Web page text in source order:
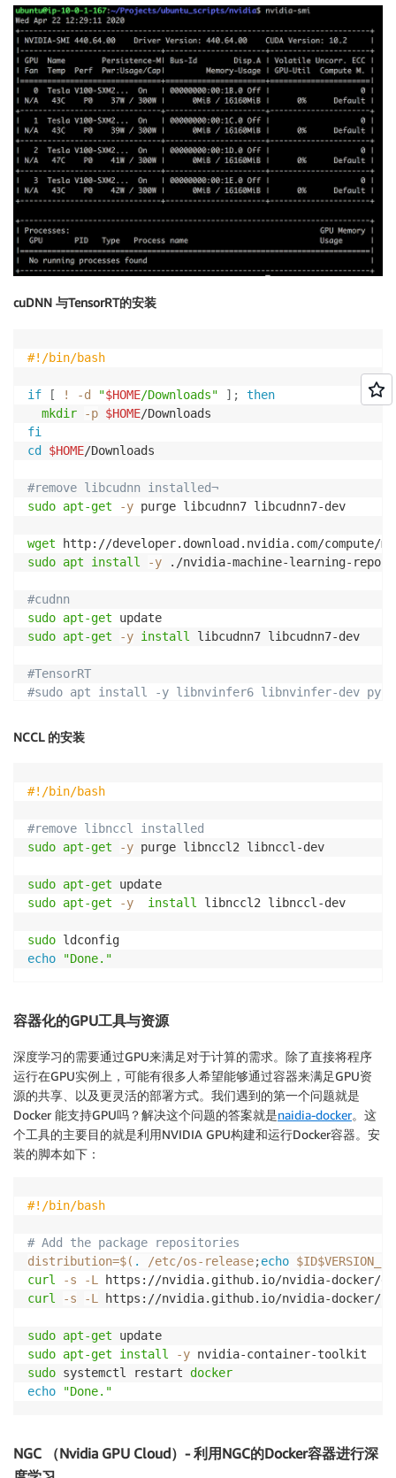
sudo ldconfig
echo "Reboot required."
echo "Done."
cuDNN 与TensorRT的安装
#!/bin/bash
if [ ! -d "$HOME/Downloads" ] ;
then
mkdir
-p $HOME
fi
cd $HOME/Downloads
#remove libcudnn installed¬
sudo apt-get -y purge libcudnn7 libcudnn7-dev
wget http://developer.download.nvidia.com/compute/
sudo apt install -y ./nvidia-machine-learning-repo-
#cudnn
sudo apt-get
sudo apt-get -y install libcudnn7 libcudnn7-dev
#TensorRT
#sudo apt install -y libnvinfer6 libnvinfer-dev
sudo
echo
"Done."
NCCL 的安装
#!/bin/bash
#remove libnccl installed
sudo apt-get -y purge libnccl2 libnccl-dev
sudo apt-get
sudo apt-get -y install libnccl2 libnccl-dev
sudo
echo
"Done."
容器化的GPU工具与资源
深度学习的需要通过GPU来满足对于计算的需求。除了直接将程序
运行在GPU实例上，可能有很多人希望能够通过容器来满足GPU资
源的共享、以及更灵活的部署方式。我们遇到的第一个问题就是
Docker 能支持GPU吗？解决这个问题的答案就是naidia-docker。这
个工具的主要目的就是利用NVIDIA GPU构建和运行Docker容器。安
装的脚本如下：
#!/bin/bash
# Add the package repositories
distribution=$( . /etc/os-release;echo $ID$VERSION_ID
curl
-s -L
https://nvidia.github.io/nvidia-docker/
curl
-s -L https://nvidia.github.io/nvidia-docker/
sudo apt-get
sudo apt-get install -y
sudo systemctl restart docker
echo
"Done."
NGC （Nvidia GPU Cloud）- 利用NGC的Docker容器进行深